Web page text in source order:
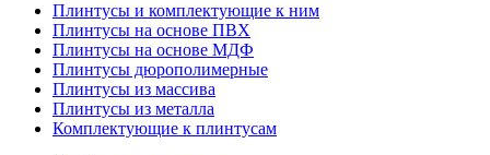
Плинтусы и комплектующие к ним
Плинтусы на основе ПВХ
Плинтусы на основе МДФ
Плинтусы дюрополимерные
Плинтусы из массива
Плинтусы из металла
Комплектующие к плинтусам